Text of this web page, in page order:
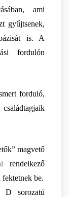
ami
gyűjtsenek,
is. A
fordulón
forduló,
magvető
rendelkező
be.
sorozatú